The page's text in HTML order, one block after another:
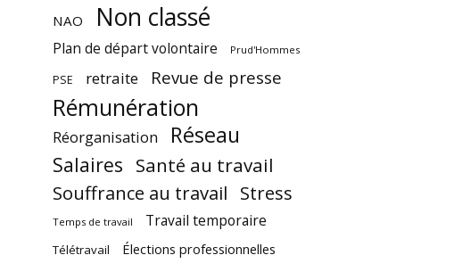
NAO Non classé
Plan de départ volontaire Prud'Hommes
PSE retraite Revue de presse
Rémunération
Réorganisation Réseau
Salaires Santé au travail
Souffrance au travail Stress
Temps de travail Travail temporaire
Télétravail Élections professionnelles